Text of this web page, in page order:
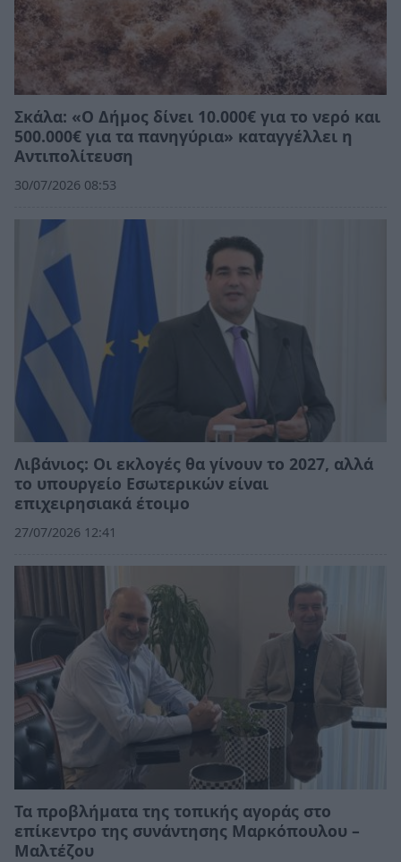
Σκάλα: «Ο Δήμος δίνει 10.000€ για το νερό και
500.000€ για τα πανηγύρια» καταγγέλλει η
Αντιπολίτευση
30/07/2026 08:53
Λιβάνιος: Οι εκλογές θα γίνουν το 2027, αλλά
το υπουργείο Εσωτερικών είναι
επιχειρησιακά έτοιμο
27/07/2026 12:41
Τα προβλήματα της τοπικής αγοράς στο
επίκεντρο της συνάντησης Μαρκόπουλου –
Μαλτέζου